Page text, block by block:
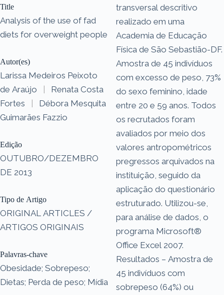
Title
Analysis of the use of fad
diets for overweight people
Autor(es)
Larissa Medeiros Peixoto
de Araújo
|
Renata Costa
Fortes
|
Débora Mesquita
Guimarães Fazzio
Edição
OUTUBRO/DEZEMBRO
DE 2013
Tipo de Artigo
ORIGINAL ARTICLES /
ARTIGOS ORIGINAIS
Palavras-chave
Obesidade; Sobrepeso;
Dietas; Perda de peso; Mídia
transversal descritivo
realizado em uma
Academia de Educação
Física de São Sebastião-DF.
Amostra de 45 indivíduos
com excesso de peso, 73%
do sexo feminino, idade
entre 20 e 59 anos. Todos
os recrutados foram
avaliados por meio dos
valores antropométricos
pregressos arquivados na
instituição, seguido da
aplicação do questionário
estruturado. Utilizou-se,
para análise de dados, o
programa Microsoft®
Office Excel 2007.
Resultados – Amostra de
45 indivíduos com
sobrepeso (64%) ou